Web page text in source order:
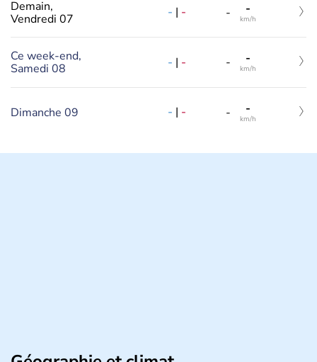
Demain,
Vendredi 07
- | - - -
km/h
Ce week-end,
Samedi 08
- | - - -
km/h
Dimanche 09 - | - - -
km/h